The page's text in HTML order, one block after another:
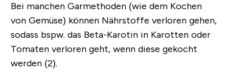
Bei manchen Garmethoden (wie dem Kochen
von Gemüse) können Nährstoffe verloren gehen,
sodass bspw. das Beta-Karotin in Karotten oder
Tomaten verloren geht, wenn diese gekocht
werden (2).